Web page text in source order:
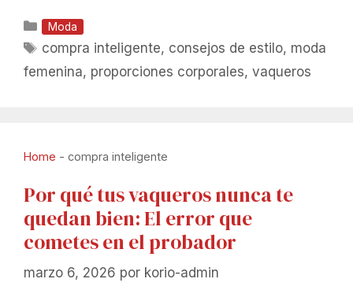
Categorías
Moda
Etiquetas
compra inteligente, consejos de estilo, moda
femenina, proporciones corporales, vaqueros
Home - compra inteligente
Por qué tus vaqueros nunca te
quedan bien: El error que
cometes en el probador
marzo 6, 2026 por korio-admin